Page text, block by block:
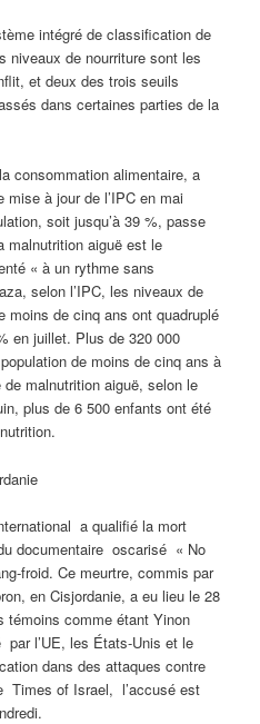
intégré de classification de
niveaux de nourriture sont les
et deux des trois seuils
dans certaines parties de la
consommation alimentaire, a
à jour de l’IPC en mai
soit jusqu’à 39 %, passe
malnutrition aiguë est le
« à un rythme sans
selon l’IPC, les niveaux de
moins de cinq ans ont quadruplé
en juillet. Plus de 320 000
de moins de cinq ans à
malnutrition aiguë, selon le
plus de 6 500 enfants ont été
a qualifié la mort
documentaire oscarisé « No
froid. Ce meurtre, commis par
en Cisjordanie, a eu lieu le 28
témoins comme étant Yinon
l’UE, les États-Unis et le
dans des attaques contre
Times of Israel, l’accusé est